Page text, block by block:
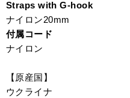
Straps with G-hook
ナイロン20mm
付属コード
ナイロン
【原産国】
ウクライナ